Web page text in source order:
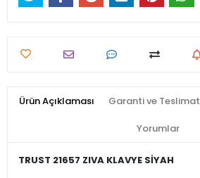
Ürün Açıklaması Garanti ve Teslimat
Yorumlar
TRUST 21657 ZIVA KLAVYE SİYAH